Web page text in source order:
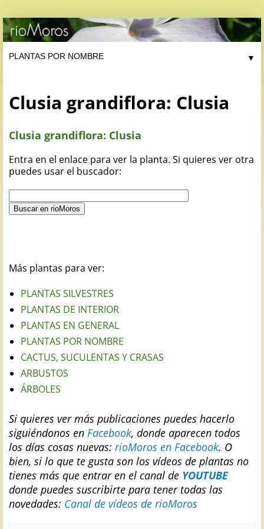
▼
Clusia grandiflora: Clusia
Clusia grandiflora: Clusia
Entra en el enlace para ver la planta. Si quieres ver otra
puedes usar el buscador:
Más plantas para ver:
PLANTAS SILVESTRES
PLANTAS DE INTERIOR
PLANTAS EN GENERAL
PLANTAS POR NOMBRE
CACTUS, SUCULENTAS Y CRASAS
ARBUSTOS
ÁRBOLES
Si quieres ver más publicaciones puedes hacerlo
siguiéndonos en Facebook, donde aparecen todos
los días cosas nuevas: rioMoros en Facebook. O
bien, si lo que te gusta son los vídeos de plantas no
tienes más que entrar en el canal de YOUTUBE
donde puedes suscribirte para tener todas las
novedades: Canal de vídeos de rioMoros